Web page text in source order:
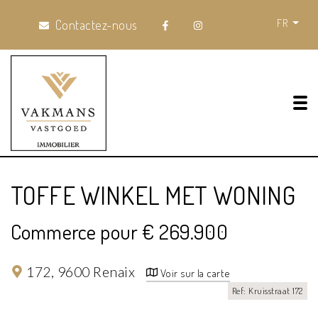
Contactez-nous FR
TOFFE WINKEL MET WONING
Commerce pour € 269.900
172, 9600 Renaix Voir sur la carte
Ref: Kruisstraat 172